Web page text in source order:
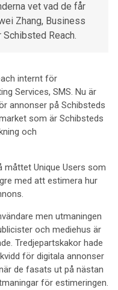
vet vad de får
Zhang, Business
Reach.
internt för
Services, SMS. Nu är
annonser på Schibsteds
som är Schibsteds
och
måttet Unique Users som
med att estimera hur
men utmaningen
och mediehus är
Tredjepartskakor hade
för digitala annonser
de fasats ut på nästan
för estimeringen.